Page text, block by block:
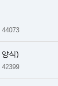
44073
식)
42399